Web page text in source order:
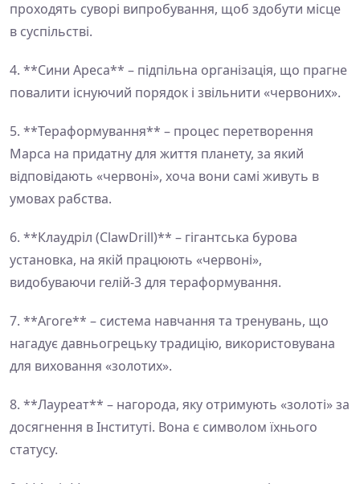
проходять суворі випробування, щоб здобути місце
в суспільстві.
4. **Сини Ареса** – підпільна організація, що прагне
повалити існуючий порядок і звільнити «червоних».
5. **Тераформування** – процес перетворення
Марса на придатну для життя планету, за який
відповідають «червоні», хоча вони самі живуть в
умовах рабства.
6. **Клаудріл (ClawDrill)** – гігантська бурова
установка, на якій працюють «червоні»,
видобуваючи гелій-3 для тераформування.
7. **Агоге** – система навчання та тренувань, що
нагадує давньогрецьку традицію, використовувана
для виховання «золотих».
8. **Лауреат** – нагорода, яку отримують «золоті» за
досягнення в Інституті. Вона є символом їхнього
статусу.